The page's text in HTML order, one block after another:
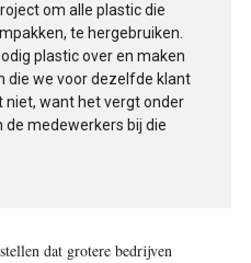
om alle plastic die
te hergebruiken.
plastic over en maken
die we voor dezelfde klant
niet, want het vergt onder
de medewerkers bij die
dat grotere bedrijven